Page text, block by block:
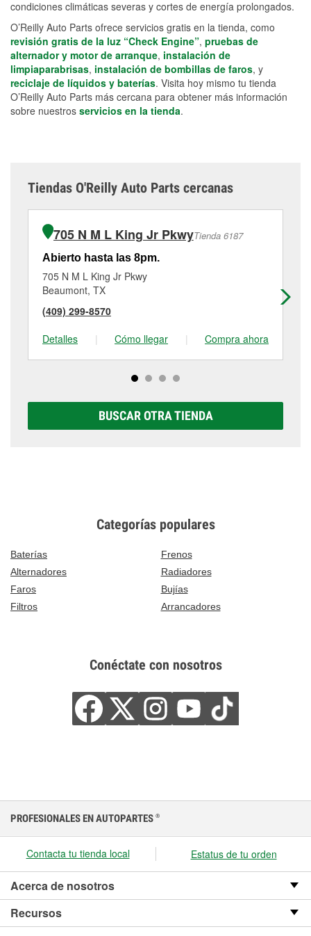
condiciones climáticas severas y cortes de energía prolongados.
O’Reilly Auto Parts ofrece servicios gratis en la tienda, como
revisión gratis de la luz “Check Engine”, pruebas de
alternador y motor de arranque, instalación de
limpiaparabrisas, instalación de bombillas de faros, y
reciclaje de líquidos y baterías. Visita hoy mismo tu tienda
O’Reilly Auto Parts más cercana para obtener más información
sobre nuestros servicios en la tienda.
Tiendas O'Reilly Auto Parts cercanas
705 N M L King Jr PkwyTienda 6187
Abierto hasta las 8pm.
705 N M L King Jr Pkwy
Beaumont, TX
(409) 299-8570
Detalles
| Cómo llegar | Compra ahora
BUSCAR OTRA TIENDA
Categorías populares
Baterías
Frenos
Alternadores
Radiadores
Faros
Bujías
Filtros
Arrancadores
Conéctate con nosotros
PROFESIONALES EN AUTOPARTES ®
Contacta tu tienda local Estatus de tu orden
Acerca de nosotros
Recursos